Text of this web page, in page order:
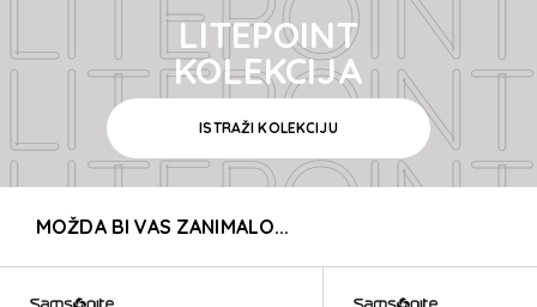
LITEPOINT
LITEPOINT
LITEPOINT
KOLEKCIJA
ISTRAŽI KOLEKCIJU
MOŽDA BI VAS ZANIMALO...